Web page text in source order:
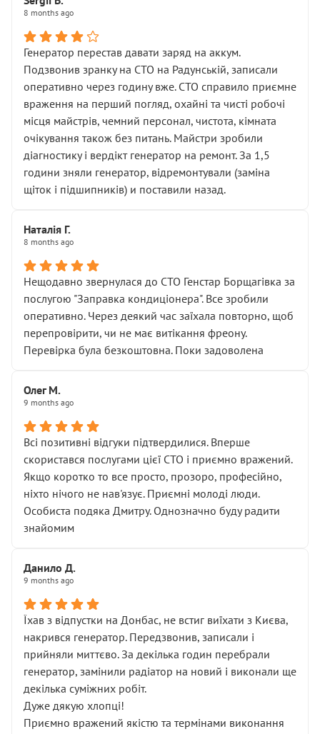
8 months ago
Генератор перестав давати заряд на аккум.
Подзвонив зранку на СТО на Радунській, записали
оперативно через годину вже. СТО справило приємне
враження на перший погляд, охайні та чисті робочі
місця майстрів, чемний персонал, чистота, кімната
очікування також без питань. Майстри зробили
діагностику і вердікт генератор на ремонт. За 1,5
години зняли генератор, відремонтували (заміна
щіток і підшипників) и поставили назад.
Наталія Г.
8 months ago
Нещодавно звернулася до СТО Генстар Борщагівка за
послугою "Заправка кондиціонера". Все зробили
оперативно. Через деякий час заїхала повторно, щоб
перепровірити, чи не має витікання фреону.
Перевірка була безкоштовна. Поки задоволена
Олег М.
9 months ago
Всі позитивні відгуки підтвердилися. Вперше
скористався послугами цієї СТО і приємно вражений.
Якщо коротко то все просто, прозоро, професійно,
ніхто нічого не нав'язує. Приємні молоді люди.
Особиста подяка Дмитру. Однозначно буду радити
знайомим
Данило Д.
9 months ago
Їхав з відпустки на Донбас, не встиг виїхати з Києва,
накрився генератор. Передзвонив, записали і
прийняли миттєво. За декілька годин перебрали
генератор, замінили радіатор на новий і виконали ще
декілька суміжних робіт.
Дуже дякую хлопці!
Приємно вражений якістю та термінами виконання